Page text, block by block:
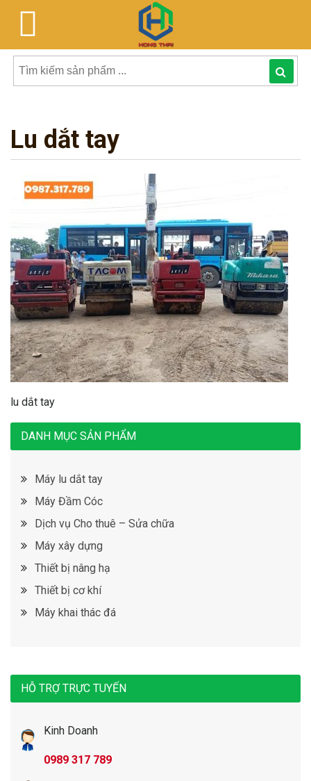
Tìm
sản
Lu dắt tay
lu dắt tay
DANH MỤC SẢN PHẨM
Máy lu dắt tay
Máy Đầm Cóc
Dịch vụ Cho thuê – Sửa chữa
Máy xây dựng
Thiết bị nâng hạ
Thiết bị cơ khí
Máy khai thác đá
HỖ TRỢ TRỰC TUYẾN
Kinh Doanh
0989 317 789